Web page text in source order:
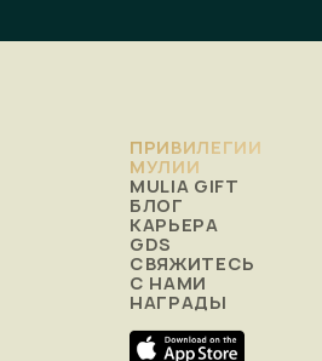
ПРИВИЛЕГИИ
МУЛИИ
MULIA GIFT
БЛОГ
КАРЬЕРА
GDS
СВЯЖИТЕСЬ
С НАМИ
НАГРАДЫ